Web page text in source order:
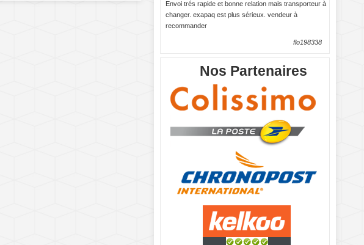
Envoi trés rapide et bonne relation mais transporteur à
changer. exapaq est plus sérieux. vendeur à
recommander
flo198338
Nos Partenaires